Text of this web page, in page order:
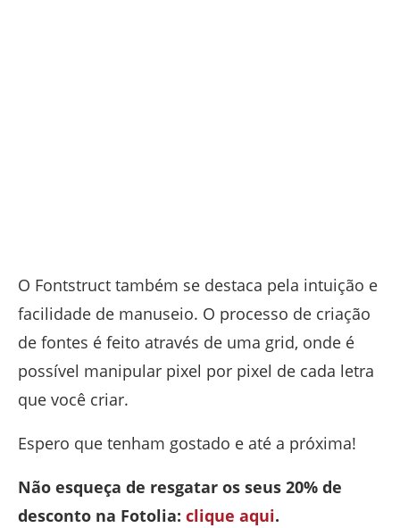
O Fontstruct também se destaca pela intuição e
facilidade de manuseio. O processo de criação
de fontes é feito através de uma grid, onde é
possível manipular pixel por pixel de cada letra
que você criar.
Espero que tenham gostado e até a próxima!
Não esqueça de resgatar os seus 20% de
desconto na Fotolia: clique aqui.